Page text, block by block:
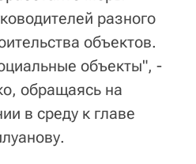
разного
объектов.
объекты", -
обращаясь на
в среду к главе